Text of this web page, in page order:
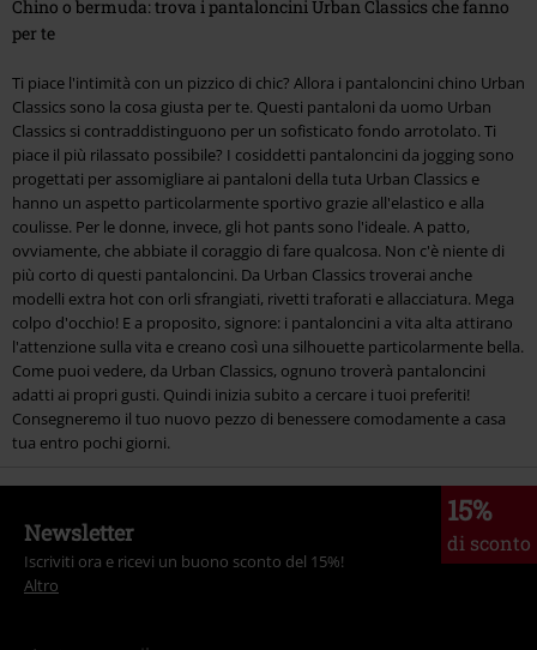
Chino o bermuda: trova i pantaloncini Urban Classics che fanno
per te
Ti piace l'intimità con un pizzico di chic? Allora i pantaloncini chino Urban
Classics sono la cosa giusta per te. Questi pantaloni da uomo Urban
Classics si contraddistinguono per un sofisticato fondo arrotolato. Ti
piace il più rilassato possibile? I cosiddetti pantaloncini da jogging sono
progettati per assomigliare ai pantaloni della tuta Urban Classics e
hanno un aspetto particolarmente sportivo grazie all'elastico e alla
coulisse. Per le donne, invece, gli hot pants sono l'ideale. A patto,
ovviamente, che abbiate il coraggio di fare qualcosa. Non c'è niente di
più corto di questi pantaloncini. Da Urban Classics troverai anche
modelli extra hot con orli sfrangiati, rivetti traforati e allacciatura. Mega
colpo d'occhio! E a proposito, signore: i pantaloncini a vita alta attirano
l'attenzione sulla vita e creano così una silhouette particolarmente bella.
Come puoi vedere, da Urban Classics, ognuno troverà pantaloncini
adatti ai propri gusti. Quindi inizia subito a cercare i tuoi preferiti!
Consegneremo il tuo nuovo pezzo di benessere comodamente a casa
tua entro pochi giorni.
15%
di sconto
Newsletter
Iscriviti ora e ricevi un buono sconto del 15%!
Altro